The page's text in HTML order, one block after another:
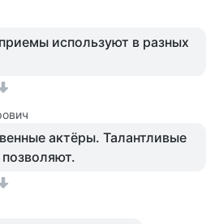
используют в разных
актёры. Талантливые